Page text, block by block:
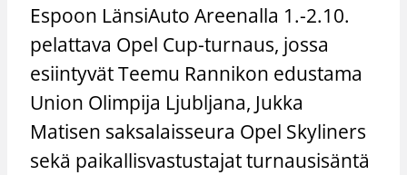
Espoon LänsiAuto Areenalla 1.-2.10.
pelattava Opel Cup-turnaus, jossa
esiintyvät Teemu Rannikon edustama
Union Olimpija Ljubljana, Jukka
Matisen saksalaisseura Opel Skyliners
sekä paikallisvastustajat turnausisäntä